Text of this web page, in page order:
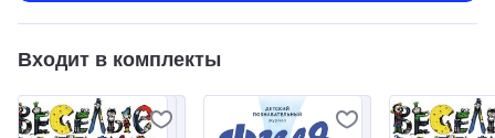
Входит в комплекты